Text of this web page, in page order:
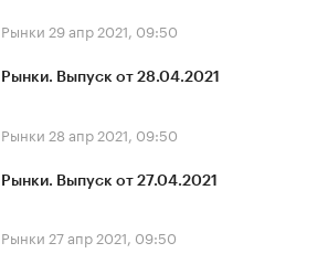
Рынки 29 апр 2021, 09:50
Рынки. Выпуск от 28.04.2021
Рынки 28 апр 2021, 09:50
Рынки. Выпуск от 27.04.2021
Рынки 27 апр 2021, 09:50